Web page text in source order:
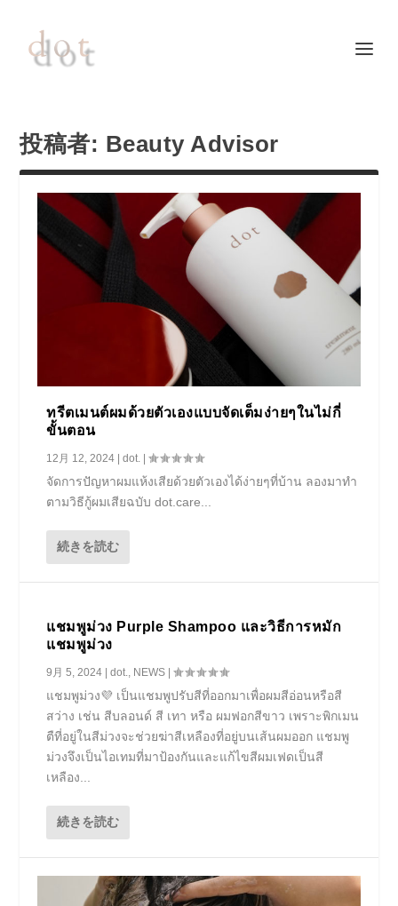
投稿者: Beauty Advisor
ทรีตเมนต์ผมด้วยตัวเองแบบจัดเต็มง่ายๆในไม่กี่
ขั้นตอน
12月 12, 2024 |dot. |
จัดการปัญหาผมแห้งเสียด้วยตัวเองได้ง่ายๆที่บ้าน ลองมาทำ
ตามวิธีกู้ผมเสียฉบับ dot.care...
続きを読む
แชมพูม่วง Purple Shampoo และวิธีการหมัก
แชมพูม่วง
9月 5, 2024 |dot. NEWS |
แชมพูม่วง💜 เป็นแชมพูปรับสีที่ออกมาเพื่อผมสีอ่อนหรือสี
สว่าง เช่น สีบลอนด์ สี เทา หรือ ผมฟอกสีขาว เพราะพิกเมน
ตืที่อยู่ในสีม่วงจะช่วยฆ่าสีเหลืองที่อยู่บนเส้นผมออก แชมพู
ม่วงจึงเป็นไอเทมที่มาป้องกันและแก้ไขสีผมเฟดเป็นสี
เหลือง...
続きを読む